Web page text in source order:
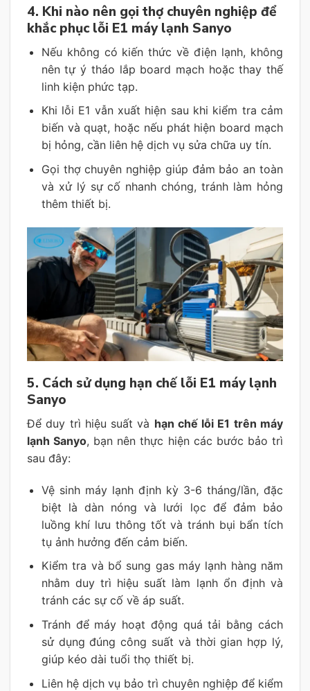
4. Khi nào nên gọi thợ chuyên nghiệp để
khắc phục lỗi E1 máy lạnh Sanyo
Nếu không có kiến thức về điện lạnh, không
nên tự ý tháo lắp board mạch hoặc thay thế
linh kiện phức tạp.
Khi lỗi E1 vẫn xuất hiện sau khi kiểm tra cảm
biến và quạt, hoặc nếu phát hiện board mạch
bị hỏng, cần liên hệ dịch vụ sửa chữa uy tín.
Gọi thợ chuyên nghiệp giúp đảm bảo an toàn
và xử lý sự cố nhanh chóng, tránh làm hỏng
thêm thiết bị.
5. Cách sử dụng hạn chế lỗi E1 máy lạnh
Sanyo
Để duy trì hiệu suất và hạn chế lỗi E1 trên máy
lạnh Sanyo, bạn nên thực hiện các bước bảo trì
sau đây:
Vệ sinh máy lạnh định kỳ 3-6 tháng/lần, đặc
biệt là dàn nóng và lưới lọc để đảm bảo
luồng khí lưu thông tốt và tránh bụi bẩn tích
tụ ảnh hưởng đến cảm biến.
Kiểm tra và bổ sung gas máy lạnh hàng năm
nhằm duy trì hiệu suất làm lạnh ổn định và
tránh các sự cố về áp suất.
Tránh để máy hoạt động quá tải bằng cách
sử dụng đúng công suất và thời gian hợp lý,
giúp kéo dài tuổi thọ thiết bị.
Liên hệ dịch vụ bảo trì chuyên nghiệp để kiểm